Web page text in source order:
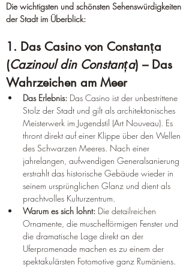
Die wichtigsten und schönsten Sehenswürdigkeiten
der Stadt im Überblick:
1. Das Casino von Constanța
(Cazinoul din Constanța) – Das
Wahrzeichen am Meer
Das Erlebnis: Das Casino ist der unbestrittene
Stolz der Stadt und gilt als architektonisches
Meisterwerk im Jugendstil (Art Nouveau). Es
thront direkt auf einer Klippe über den Wellen
des Schwarzen Meeres. Nach einer
jahrelangen, aufwendigen Generalsanierung
erstrahlt das historische Gebäude wieder in
seinem ursprünglichen Glanz und dient als
prachtvolles Kulturzentrum.
Warum es sich lohnt: Die detailreichen
Ornamente, die muschelförmigen Fenster und
die dramatische Lage direkt an der
Uferpromenade machen es zu einem der
spektakulärsten Fotomotive ganz Rumäniens.